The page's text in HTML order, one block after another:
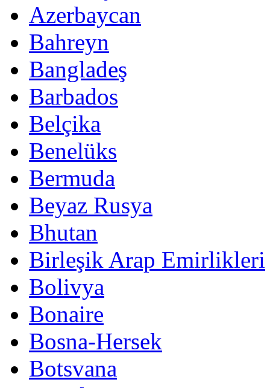
Azerbaycan
Bahreyn
Bangladeş
Barbados
Belçika
Benelüks
Bermuda
Beyaz Rusya
Bhutan
Birleşik Arap Emirlikleri
Bolivya
Bonaire
Bosna-Hersek
Botsvana